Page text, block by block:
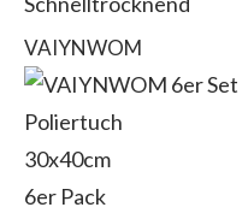
VAIYNWOM
30x40cm
6er Pack